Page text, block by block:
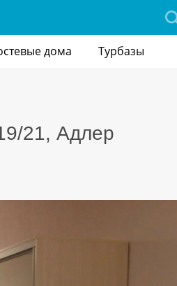
дома Турбазы
21, Адлер